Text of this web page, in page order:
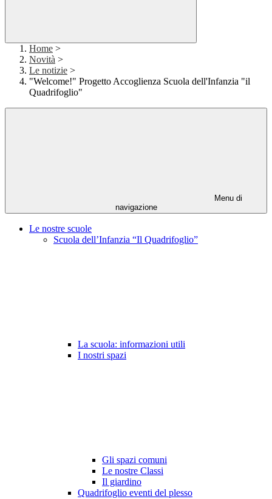
Home >
Novità >
Le notizie >
"Welcome!" Progetto Accoglienza Scuola dell'Infanzia "il
Quadrifoglio"
Menu di
navigazione
Le nostre scuole
Scuola dell’Infanzia “Il Quadrifoglio”
La scuola: informazioni utili
I nostri spazi
Gli spazi comuni
Le nostre Classi
Il giardino
Quadrifoglio eventi del plesso